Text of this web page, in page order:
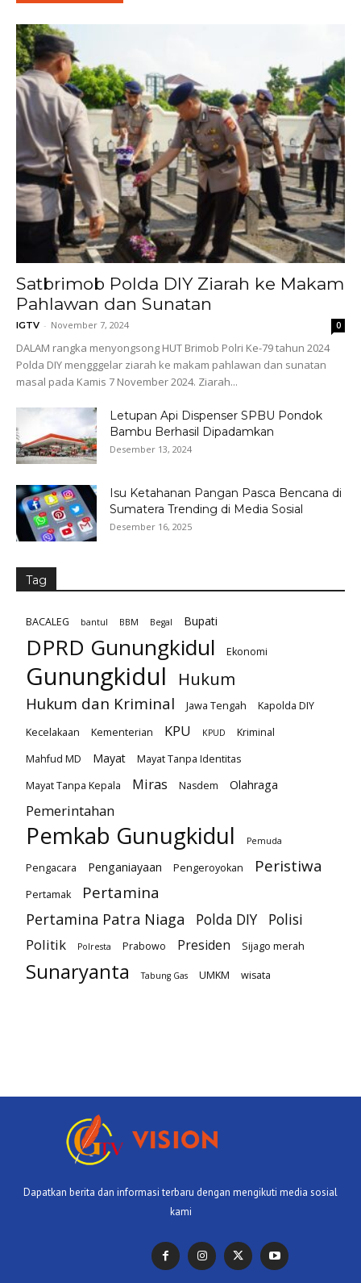
Satbrimob Polda DIY Ziarah ke Makam
Pahlawan dan Sunatan
IGTV - November 7, 2024 0
DALAM rangka menyongsong HUT Brimob Polri Ke-79 tahun 2024
Polda DIY mengggelar ziarah ke makam pahlawan dan sunatan
masal pada Kamis 7 November 2024. Ziarah...
Letupan Api Dispenser SPBU Pondok
Bambu Berhasil Dipadamkan
Desember 13, 2024
Isu Ketahanan Pangan Pasca Bencana di
Sumatera Trending di Media Sosial
Desember 16, 2025
Tag
BACALEG bantul BBM Begal Bupati
DPRD Gunungkidul Ekonomi
Gunungkidul Hukum
Hukum dan Kriminal Jawa Tengah
Kapolda DIY
Kecelakaan
Kementerian KPU KPUD
Kriminal
Mahfud MD
Mayat
Mayat Tanpa Identitas
Mayat Tanpa Kepala
Miras Nasdem Olahraga
Pemerintahan
Pemkab Gunugkidul Pemuda
Pengacara Penganiayaan Pengeroyokan Peristiwa
Pertamak Pertamina
Pertamina Patra Niaga Polda DIY
Polisi
Politik
Polresta Prabowo Presiden Sijago merah
Sunaryanta Tabung Gas UMKM wisata
Dapatkan berita dan informasi terbaru dengan mengikuti media sosial
kami